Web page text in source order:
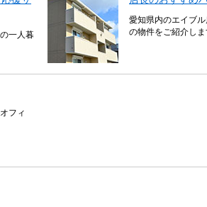
一人暮
愛知県内のエイブ
の物件をご紹介しま
フィ